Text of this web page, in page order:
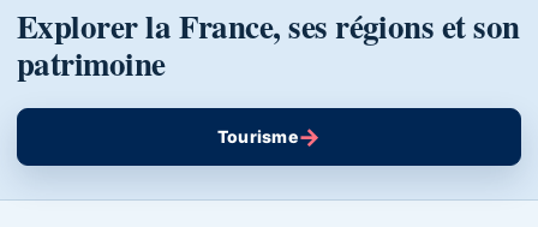
Explorer la France, ses régions et son
patrimoine
Tourisme→